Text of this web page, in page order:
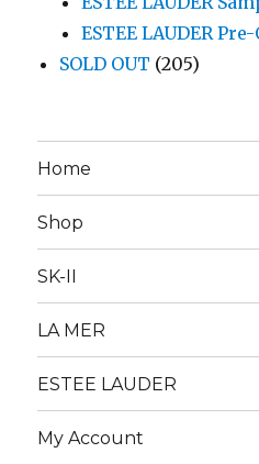
ESTEE LAUDER
SOLD OUT (205)
Home
Shop
SK-II
LA MER
ESTEE LAUDER
My Account